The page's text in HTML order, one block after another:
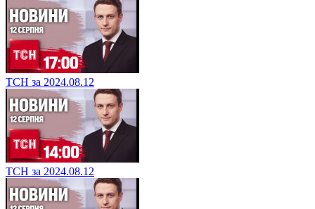
ТСН за 2024.08.12
ТСН за 2024.08.12